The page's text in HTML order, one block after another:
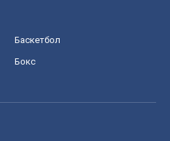
Баскетбол
Бокс